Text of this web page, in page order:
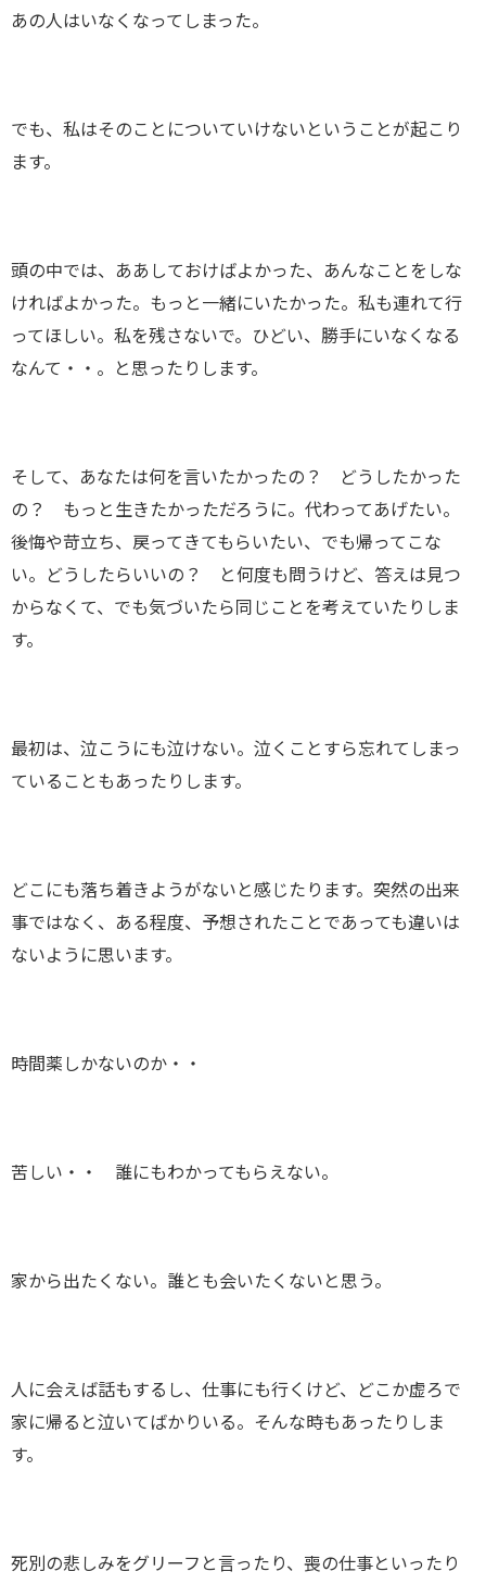
あの人はいなくなってしまった。
でも、私はそのことについていけないということが起こり
ます。
頭の中では、ああしておけばよかった、あんなことをしな
ければよかった。もっと一緒にいたかった。私も連れて行
ってほしい。私を残さないで。ひどい、勝手にいなくなる
なんて・・。と思ったりします。
そして、あなたは何を言いたかったの？ どうしたかった
の？ もっと生きたかっただろうに。代わってあげたい。
後悔や苛立ち、戻ってきてもらいたい、でも帰ってこな
い。どうしたらいいの？ と何度も問うけど、答えは見つ
からなくて、でも気づいたら同じことを考えていたりしま
す。
最初は、泣こうにも泣けない。泣くことすら忘れてしまっ
ていることもあったりします。
どこにも落ち着きようがないと感じたります。突然の出来
事ではなく、ある程度、予想されたことであっても違いは
ないように思います。
時間薬しかないのか・・
苦しい・・ 誰にもわかってもらえない。
家から出たくない。誰とも会いたくないと思う。
人に会えば話もするし、仕事にも行くけど、どこか虚ろで
家に帰ると泣いてばかりいる。そんな時もあったりしま
す。
死別の悲しみをグリーフと言ったり、喪の仕事といったり